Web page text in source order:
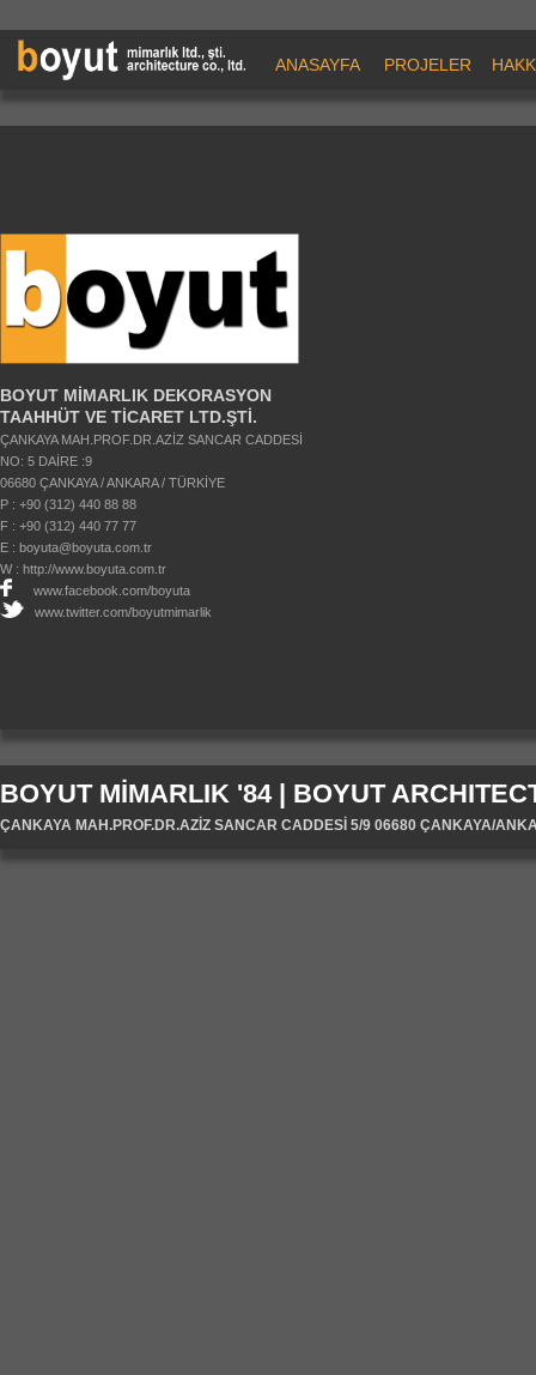
ANASAYFA PROJELER
BOYUT MİMARLIK DEKORASYON
TAAHHÜT VE TİCARET LTD.ŞTİ.
ÇANKAYA MAH.PROF.DR.AZİZ SANCAR CADDESİ
NO: 5 DAİRE :9
06680 ÇANKAYA / ANKARA / TÜRKİYE
P : +90 (312) 440 88 88
F : +90 (312) 440 77 77
E : boyuta@boyuta.com.tr
W : http://www.boyuta.com.tr
www.facebook.com/boyuta
www.twitter.com/boyutmimarlik
BOYUT MİMARLIK '84 | BOYUT
ÇANKAYA MAH.PROF.DR.AZİZ SANCAR CADDESİ 5/9 06680 ÇANKAYA/